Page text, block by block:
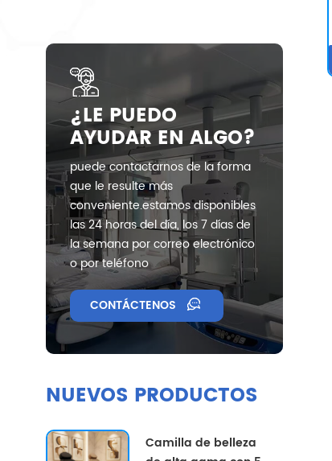
¿LE PUEDO
AYUDAR EN ALGO?
puede contactarnos de la forma
que le resulte más
conveniente.estamos disponibles
las 24 horas del día, los 7 días de
la semana por correo electrónico
o por teléfono
CONTÁCTENOS
NUEVOS PRODUCTOS
Camilla de belleza